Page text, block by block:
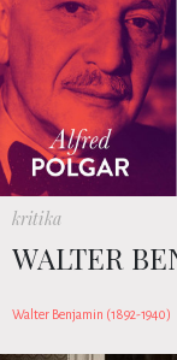
kritika
WALTER
Walter Benjamin (1892-1940)